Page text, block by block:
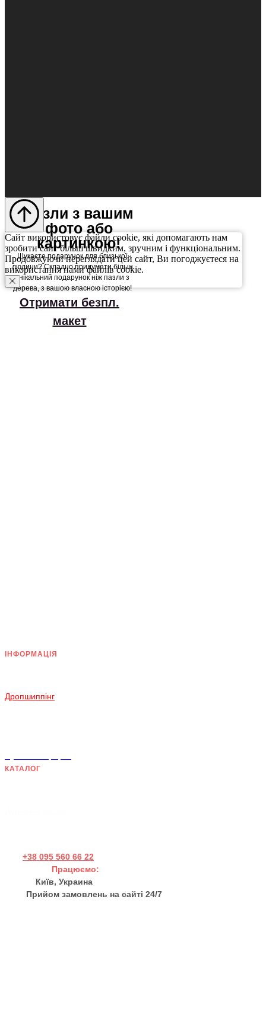
Пазли з вашим
фото або
картинкою!
Шукаєте подарунок для близької
людини? Складно придумати більш
унікальний подарунок ніж пазли з
дерева, з вашою власною історією!
Отримати безпл.
макет
ІНФОРМАЦІЯ
Дропшиппінг
КАТАЛОГ
+38 095 560 66 22
Працюємо:
Київ, Украина
Прийом замовлень на сайті 24/7
Сайт використовує файли cookie, які допомагають нам
зробити сайт більш швидким, зручним і функціональним.
Продовжуючи переглядати цей сайт, Ви погоджуєтеся на
використання нами файлів cookie.